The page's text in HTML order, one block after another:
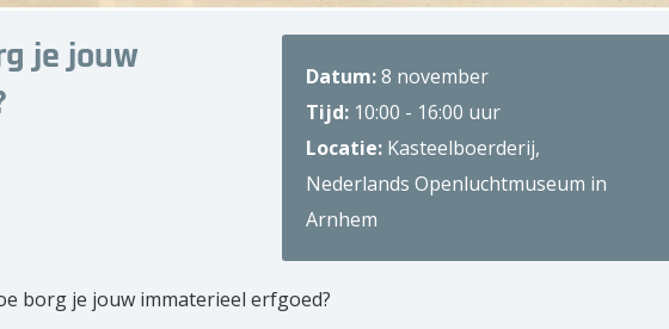
je jouw
Datum:8 november
Tijd: 10:00 - 16:00 uur
Locatie: Kasteelboerderij,
Nederlands Openluchtmuseum in
Arnhem
borg je jouw immaterieel erfgoed?